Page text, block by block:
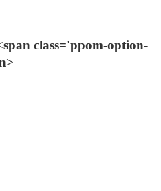
class='ppom-option-